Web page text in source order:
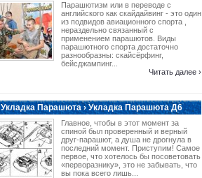
Парашютизм или в переводе с
английского как скайдайвинг - это один
из подвидов авиационного спорта ,
нераздельно связанный с
применением парашютов. Виды
парашютного спорта достаточно
разнообразны: скайсёрфинг,
бейсджампинг...
Читать далее ›
Укладка Парашюта › Укладка Парашюта Д6
Главное, чтобы в этот момент за
спиной был проверенный и верный
друг-парашют, а душа не дрогнула в
последний момент. Приступим! Самое
первое, что хотелось бы посоветовать
«перворазнику», это не забывать, что
вы пока всего лишь...